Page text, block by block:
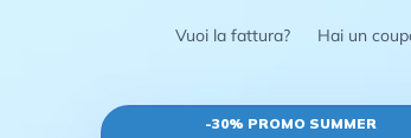
Vuoi la fattura? Hai un
-30% PROMO SUMMER